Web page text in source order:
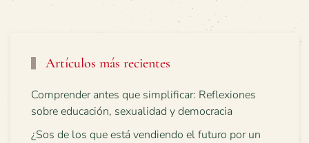
Artículos más recientes
Comprender antes que simplificar: Reflexiones
sobre educación, sexualidad y democracia
¿Sos de los que está vendiendo el futuro por un